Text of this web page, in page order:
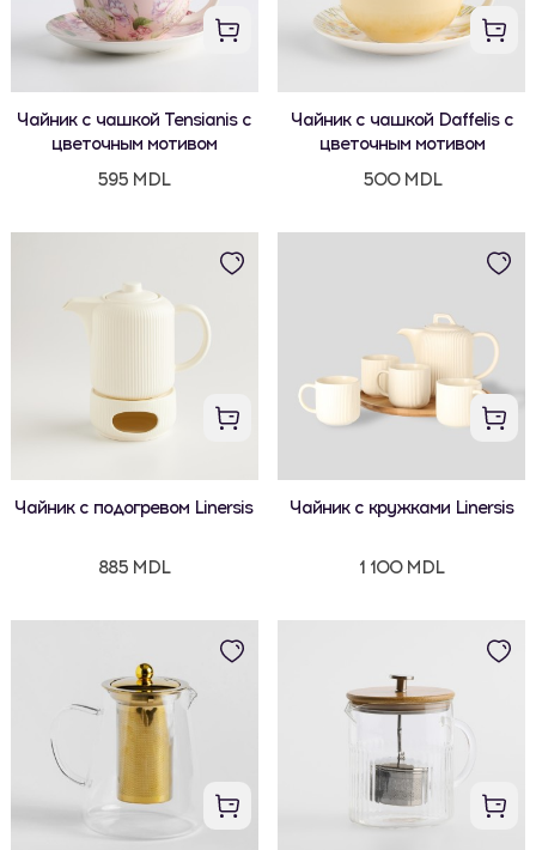
Чайник с чашкой Tensianis с
цветочным мотивом
595 MDL
Чайник с чашкой Daffelis с
цветочным мотивом
500 MDL
Чайник с подогревом Linersis
885 MDL
Чайник с кружками Linersis
1 100 MDL